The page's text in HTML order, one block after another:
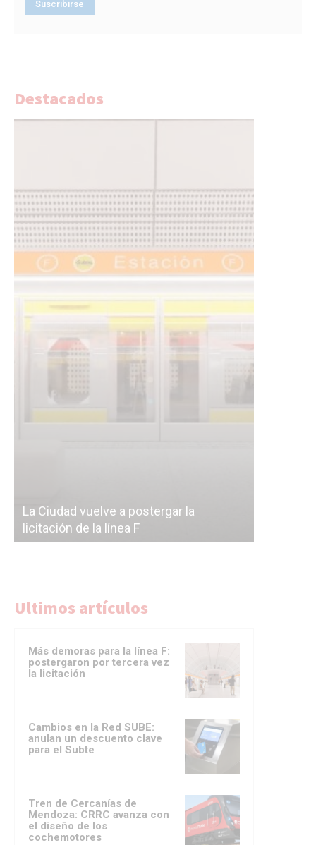
Destacados
La Ciudad vuelve a postergar la
licitación de la línea F
Ultimos artículos
Más demoras para la línea F:
postergaron por tercera vez
la licitación
Cambios en la Red SUBE:
anulan un descuento clave
para el Subte
Tren de Cercanías de
Mendoza: CRRC avanza con
el diseño de los
cochemotores